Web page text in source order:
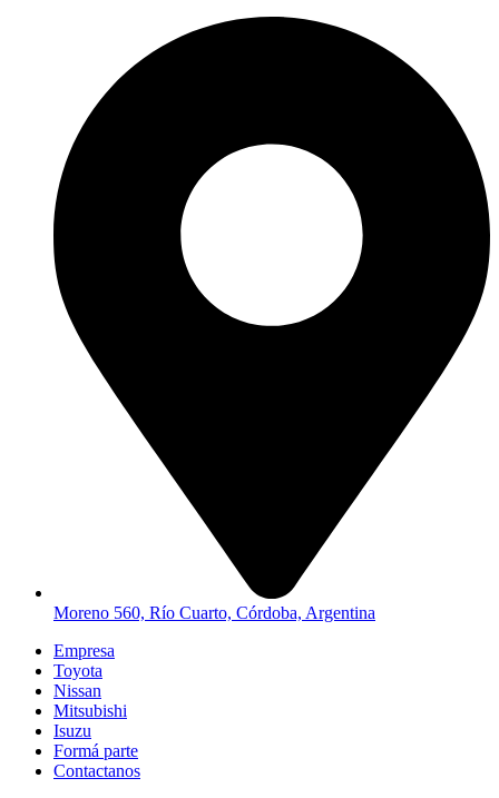
Moreno 560, Río Cuarto, Córdoba, Argentina
Empresa
Toyota
Nissan
Mitsubishi
Isuzu
Formá parte
Contactanos